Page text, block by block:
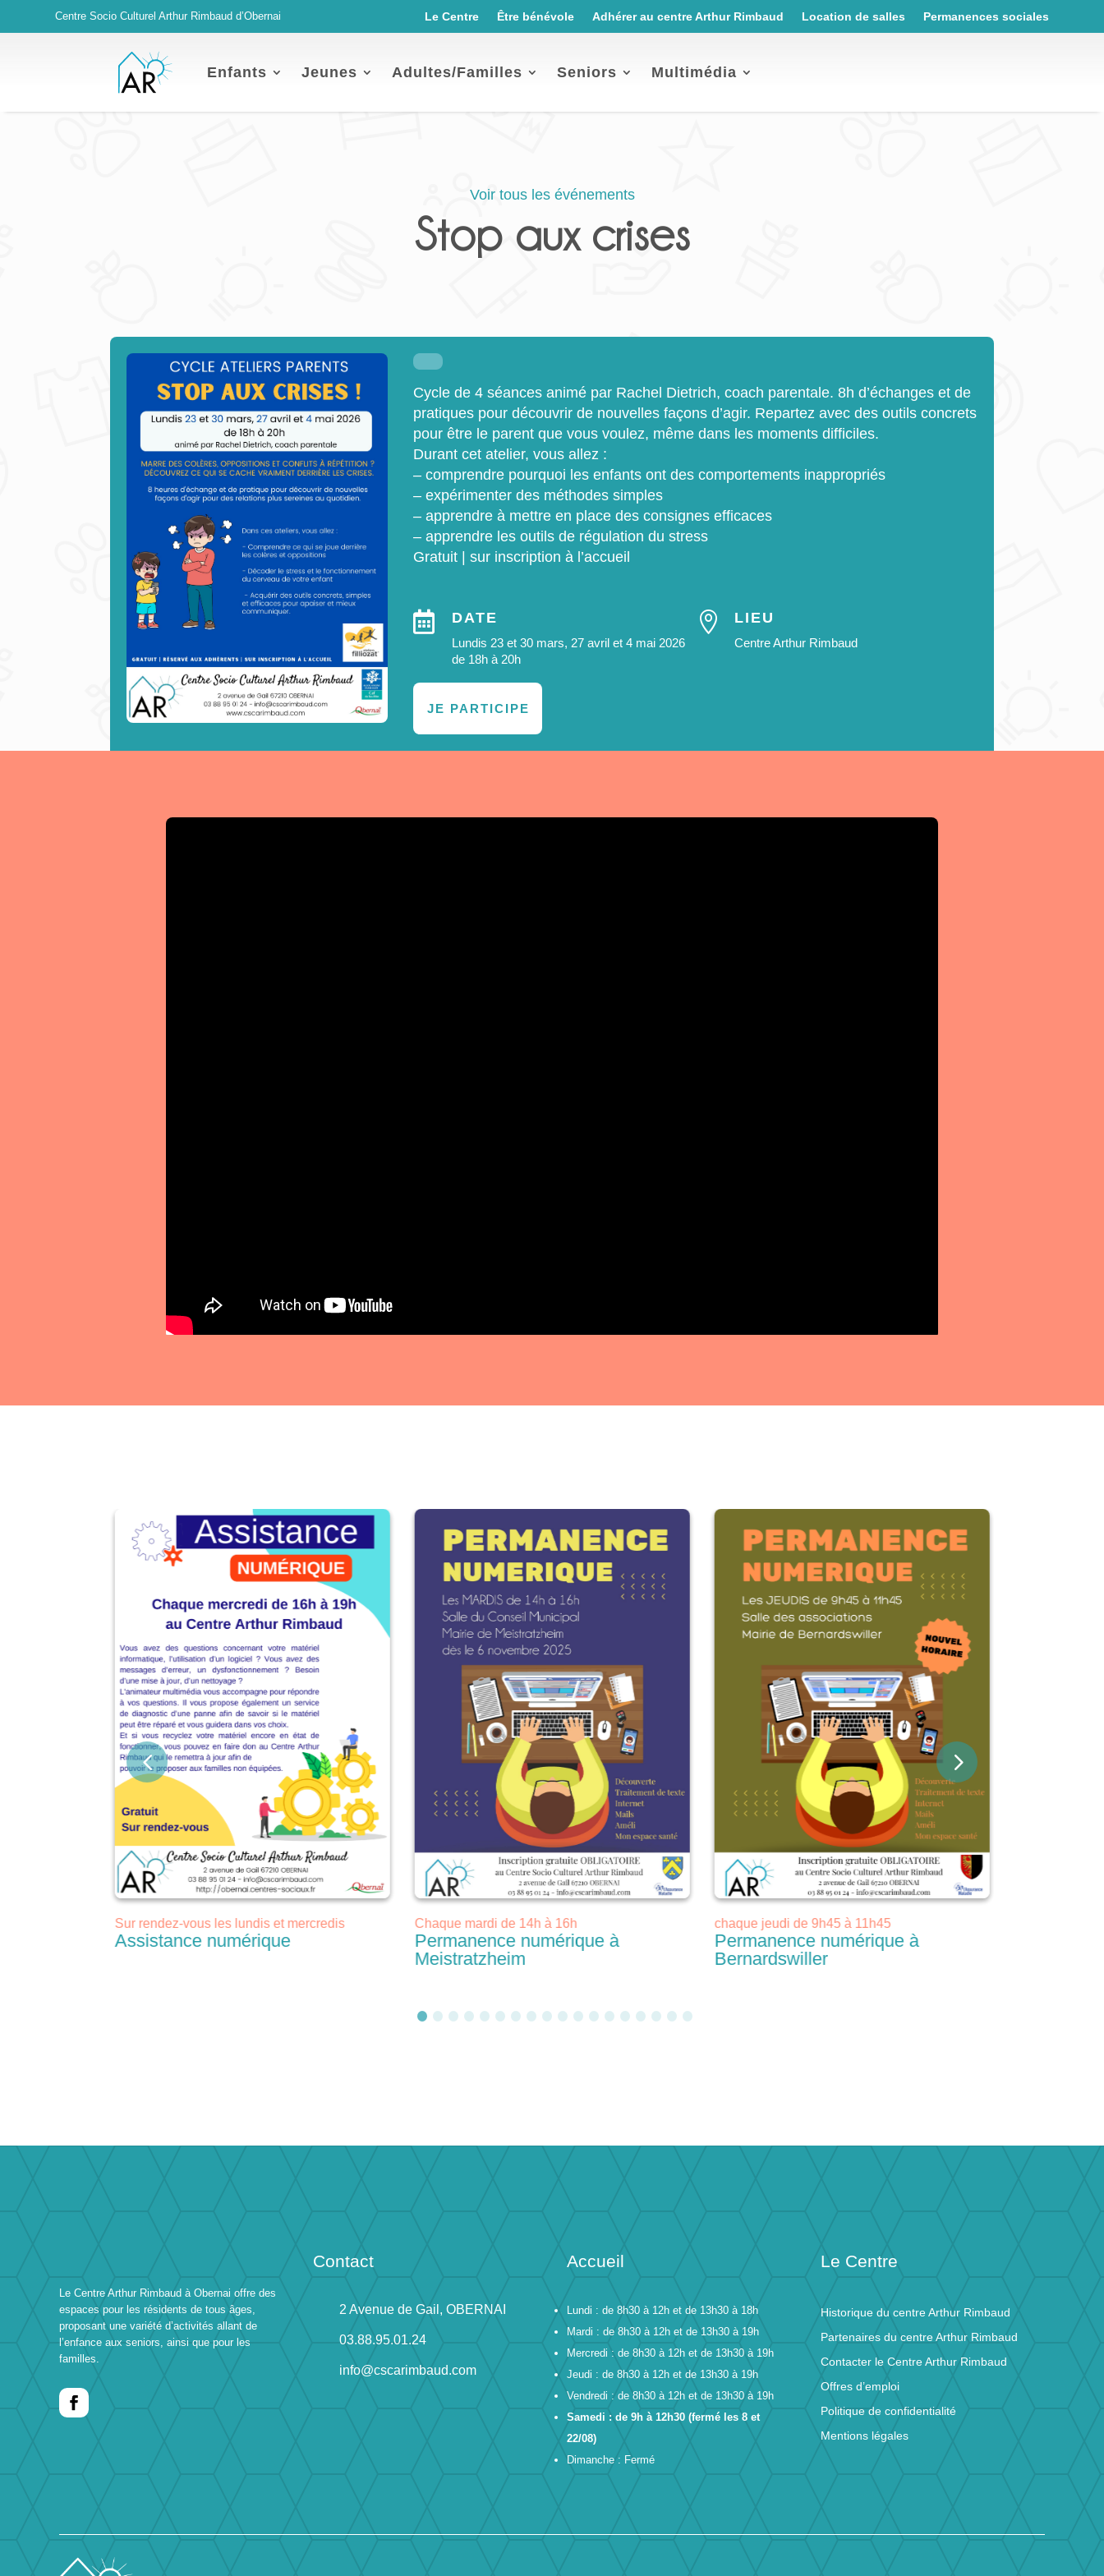
Centre Socio Culturel Arthur Rimbaud d’Obernai Le Centre Être bénévole Adhérer au centre Arthur Rimbaud Location de salles Permanences sociales
Enfants Jeunes Adultes/Familles Seniors Multimédia
Voir tous les événements
Stop aux crises
Cycle de 4 séances animé par Rachel Dietrich, coach parentale. 8h d’échanges et de
pratiques pour découvrir de nouvelles façons d’agir. Repartez avec des outils concrets
pour être le parent que vous voulez, même dans les moments difficiles.
Durant cet atelier, vous allez :
– comprendre pourquoi les enfants ont des comportements inappropriés
– expérimenter des méthodes simples
– apprendre à mettre en place des consignes efficaces
– apprendre les outils de régulation du stress
Gratuit | sur inscription à l’accueil
 DATE
Lundis 23 et 30 mars, 27 avril et 4 mai 2026
de 18h à 20h
 LIEU
Centre Arthur Rimbaud
JE PARTICIPE
Sur rendez-vous les lundis et mercredis
Assistance numérique
Chaque mardi de 14h à 16h
Permanence numérique à
Meistratzheim
chaque jeudi de 9h45 à 11h45
Permanence numérique à
Bernardswiller
Le Centre Arthur Rimbaud à Obernai offre des
espaces pour les résidents de tous âges,
proposant une variété d’activités allant de
l’enfance aux seniors, ainsi que pour les
familles.
Contact
2 Avenue de Gail, OBERNAI
03.88.95.01.24
info@cscarimbaud.com
Accueil
Lundi : de 8h30 à 12h et de 13h30 à 18h
Mardi : de 8h30 à 12h et de 13h30 à 19h
Mercredi : de 8h30 à 12h et de 13h30 à 19h
Jeudi : de 8h30 à 12h et de 13h30 à 19h
Vendredi : de 8h30 à 12h et de 13h30 à 19h
Samedi : de 9h à 12h30 (fermé les 8 et
22/08)
Dimanche : Fermé
Le Centre
Historique du centre Arthur Rimbaud
Partenaires du centre Arthur Rimbaud
Contacter le Centre Arthur Rimbaud
Offres d’emploi
Politique de confidentialité
Mentions légales